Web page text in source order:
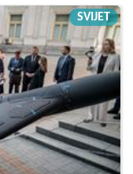
SVIJET